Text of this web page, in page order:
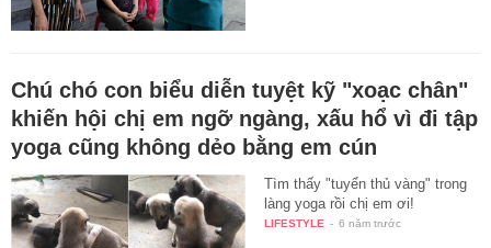
Chú chó con biểu diễn tuyệt kỹ "xoạc chân"
khiến hội chị em ngỡ ngàng, xấu hổ vì đi tập
yoga cũng không dẻo bằng em cún
Tìm thấy "tuyển thủ vàng" trong
làng yoga rồi chị em ơi!
LIFESTYLE - 6 năm trước